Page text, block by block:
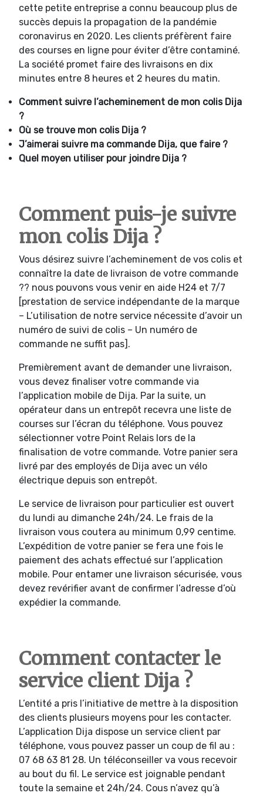
cette petite entreprise a connu beaucoup plus de
succès depuis la propagation de la pandémie
coronavirus en 2020. Les clients préfèrent faire
des courses en ligne pour éviter d’être contaminé.
La société promet faire des livraisons en dix
minutes entre 8 heures et 2 heures du matin.
Comment suivre l’acheminement de mon colis Dija
?
Où se trouve mon colis Dija ?
J’aimerai suivre ma commande Dija, que faire ?
Quel moyen utiliser pour joindre Dija ?
Comment puis-je suivre
mon colis Dija ?
Vous désirez suivre l’acheminement de vos colis et
connaître la date de livraison de votre commande
?? nous pouvons vous venir en aide H24 et 7/7
[prestation de service indépendante de la marque
– L’utilisation de notre service nécessite d’avoir un
numéro de suivi de colis – Un numéro de
commande ne suffit pas].
Premièrement avant de demander une livraison,
vous devez finaliser votre commande via
l’application mobile de Dija. Par la suite, un
opérateur dans un entrepôt recevra une liste de
courses sur l’écran du téléphone. Vous pouvez
sélectionner votre Point Relais lors de la
finalisation de votre commande. Votre panier sera
livré par des employés de Dija avec un vélo
électrique depuis son entrepôt.
Le service de livraison pour particulier est ouvert
du lundi au dimanche 24h/24. Le frais de la
livraison vous coutera au minimum 0,99 centime.
L’expédition de votre panier se fera une fois le
paiement des achats effectué sur l’application
mobile. Pour entamer une livraison sécurisée, vous
devez revérifier avant de confirmer l’adresse d’où
expédier la commande.
Comment contacter le
service client Dija ?
L’entité a pris l’initiative de mettre à la disposition
des clients plusieurs moyens pour les contacter.
L’application Dija dispose un service client par
téléphone, vous pouvez passer un coup de fil au :
07 68 63 81 28. Un téléconseiller va vous recevoir
au bout du fil. Le service est joignable pendant
toute la semaine et 24h/24. Cous n’avez qu’à